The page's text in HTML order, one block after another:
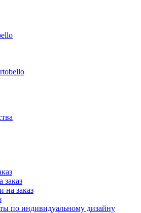
заказ
на заказ
по индивидуальному дизайну